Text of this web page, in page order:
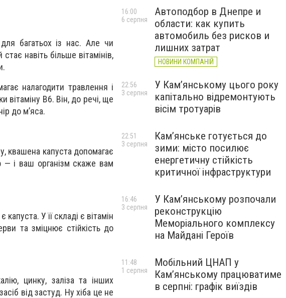
багатьох із нас. Але чи
навіть більше вітамінів,
налагодити травлення і
вітаміну B6. Він, до речі, ще
до м’яса.
квашена капуста допомагає
— і ваш організм скаже вам
У її складі є вітамін
та зміцнює стійкість до
цинку, заліза та інших
від застуд. Ну хіба це не
Автоподбор в Днепре и
области: как купить
автомобиль без рисков и
лишних затрат
НОВИНИ КОМПАНІЙ
16:00
6 серпня
У Кам’янському цього року
капітально відремонтують
вісім тротуарів
22:56
3 серпня
Кам’янське готується до
зими: місто посилює
енергетичну стійкість
критичної інфраструктури
22:51
3 серпня
У Кам’янському розпочали
реконструкцію
Меморіального комплексу
на Майдані Героїв
16:46
3 серпня
Мобільний ЦНАП у
Кам’янському працюватиме
в серпні: графік виїздів
11:48
1 серпня